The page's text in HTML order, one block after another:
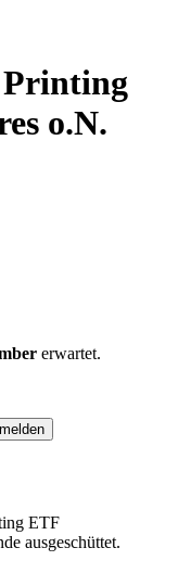
o.N.
erwartet.
ETF
ausgeschüttet.